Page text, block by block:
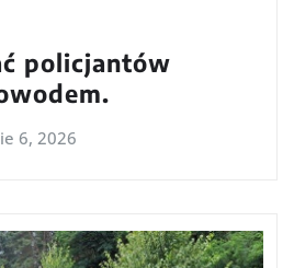
policjantów
6, 2026